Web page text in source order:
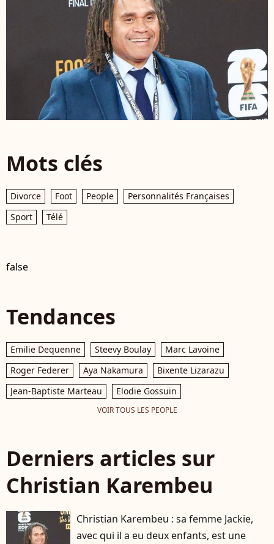
Mots clés
Divorce Foot People
Personnalités Françaises
Sport
Télé
false
Tendances
Emilie Dequenne Steevy Boulay
Marc Lavoine
Roger Federer
Aya Nakamura
Bixente Lizarazu
Jean-Baptiste Marteau
Elodie Gossuin
VOIR TOUS LES PEOPLE
Derniers articles sur
Christian Karembeu
Christian Karembeu : sa femme Jackie,
avec qui il a eu deux enfants, est une